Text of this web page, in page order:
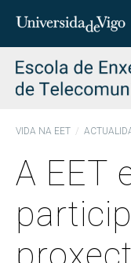
para
VIDA NA EET
A EET